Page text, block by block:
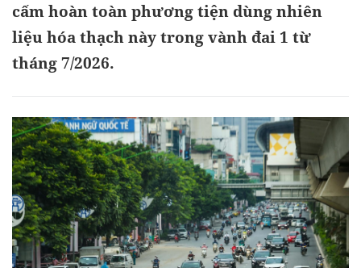
cấm hoàn toàn phương tiện dùng nhiên
liệu hóa thạch này trong vành đai 1 từ
tháng 7/2026.